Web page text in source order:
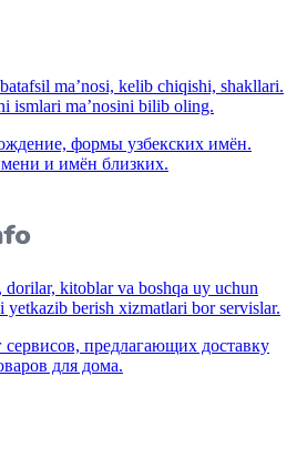
ma’nosi, kelib chiqishi, shakllari.
ismlari ma’nosini bilib oling.
формы узбекских имён.
и имён близких.
kitoblar va boshqa uy uchun
yetkazib berish xizmatlari bor servislar.
предлагающих доставку
для дома.